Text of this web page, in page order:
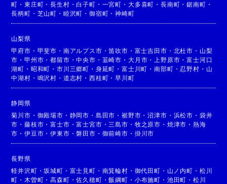
町 ・東庄町 ・長生村 ・ 白子町 ・ 一宮町 ・ 大多喜町 ・ 長南町 ・鋸南町 ・
長柄町 ・ 芝山町 ・ 睦沢町 ・御宿町 ・神崎町
山梨県
甲府市 ・ 甲斐市 ・ 南アルプス市 ・笛吹市 ・ 富士吉田市 ・ 北杜市 ・ 山梨
市 ・甲州市 ・都留市 ・中央市 ・ 韮崎市 ・ 大月市 ・ 上野原市 ・富士河口
湖町 ・ 昭和町 ・市川三郷町 ・ 身延町 ・富士川町 ・南部町 ・忍野村 ・ 山
中湖村 ・ 鳴沢村 ・ 道志村 ・西桂町 ・早川町
静岡県
菊川市 ・ 御殿場市 ・ 静岡市 ・ 島田市 ・裾野市 ・沼津市 ・ 浜松市 ・ 袋井
市 ・藤枝市 ・富士市 ・富士宮市 ・ 三島市 ・ 牧之原市 ・ 焼津市 ・ 熱海
市 ・伊豆市 ・伊東市 ・磐田市 ・ 御前崎市 ・ 掛川市
長野県
軽井沢町 ・坂城町 ・ 富士見町 ・ 南箕輪村 ・ 御代田町 ・ 山ノ内町 ・ 松川
町 ・ 木曽町 ・高森町 ・佐久穂町 ・飯綱町 ・ 小布施町 ・ 池田町 ・ 松川